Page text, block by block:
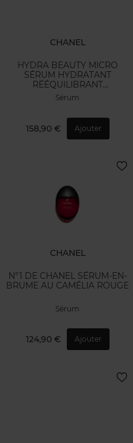
CHANEL
HYDRA BEAUTY MICRO
SÉRUM HYDRATANT
RÉÉQUILIBRANT
REPULPANT
Sérum
158,90 € Ajouter
CHANEL
N°1 DE CHANEL SÉRUM-EN-
BRUME AU CAMÉLIA ROUGE
Sérum
124,90 € Ajouter